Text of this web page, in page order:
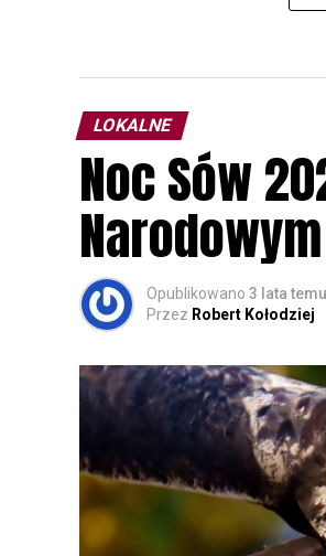
LOKALNE
Noc Sów
Narodowym
Opublikowano 3 lata temu
Przez Robert Kołodziej